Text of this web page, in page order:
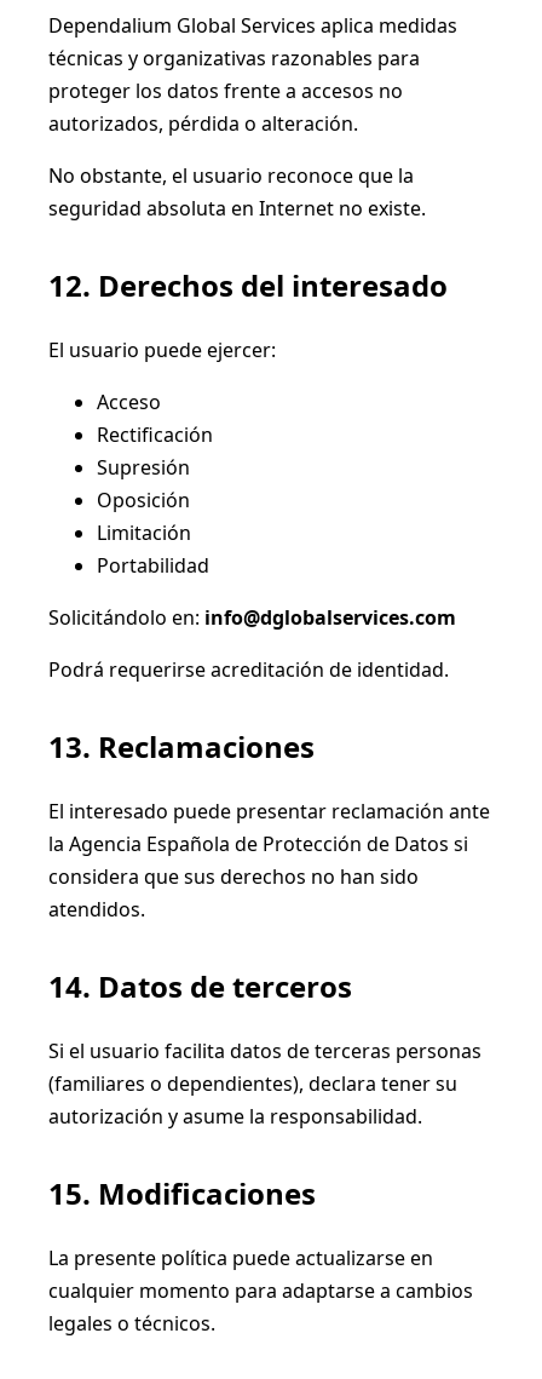
Dependalium Global Services aplica medidas
técnicas y organizativas razonables para
proteger los datos frente a accesos no
autorizados, pérdida o alteración.
No obstante, el usuario reconoce que la
seguridad absoluta en Internet no existe.
12. Derechos del interesado
El usuario puede ejercer:
Acceso
Rectificación
Supresión
Oposición
Limitación
Portabilidad
Solicitándolo en: info@dglobalservices.com
Podrá requerirse acreditación de identidad.
13. Reclamaciones
El interesado puede presentar reclamación ante
la Agencia Española de Protección de Datos si
considera que sus derechos no han sido
atendidos.
14. Datos de terceros
Si el usuario facilita datos de terceras personas
(familiares o dependientes), declara tener su
autorización y asume la responsabilidad.
15. Modificaciones
La presente política puede actualizarse en
cualquier momento para adaptarse a cambios
legales o técnicos.